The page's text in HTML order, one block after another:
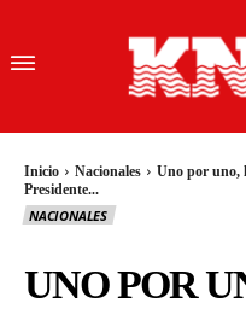
Inicio Nacionales
Uno por uno,
Presidente...
NACIONALES
UNO POR